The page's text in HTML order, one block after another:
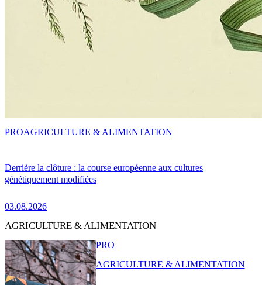
Derrière la clôture : la course européenne aux cultures
génétiquement modifiées
03.08.2026
PROAGRICULTURE & ALIMENTATION
AGRICULTURE & ALIMENTATION
PRO
AGRICULTURE & ALIMENTATION